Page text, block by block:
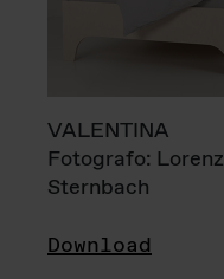
VALENTINA
Fotografo: Lorenz
Sternbach
Download